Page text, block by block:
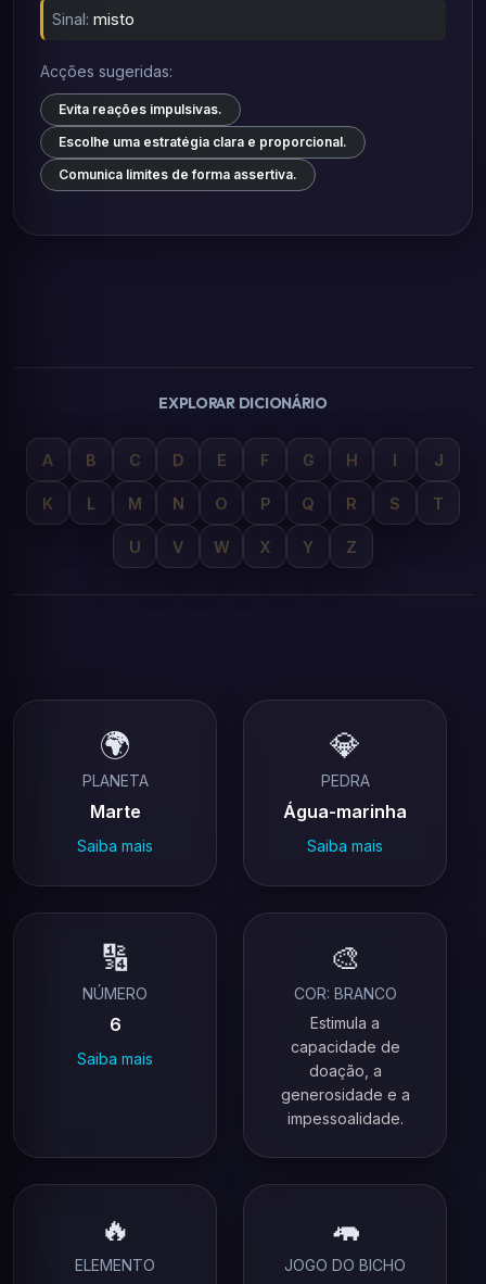
Sinal: misto
Acções sugeridas:
Evita reações impulsivas.
Escolhe uma estratégia clara e proporcional.
Comunica limites de forma assertiva.
EXPLORAR DICIONÁRIO
A B C D E F G H I J
K L M N O P Q R S T
U V W X Y Z
🌍
PLANETA
Marte
Saiba mais
💎
PEDRA
Água-marinha
Saiba mais
🔢
NÚMERO
6
Saiba mais
🎨
COR: BRANCO
Estimula a
capacidade de
doação, a
generosidade e a
impessoalidade.
🔥
ELEMENTO
🦛
JOGO DO BICHO